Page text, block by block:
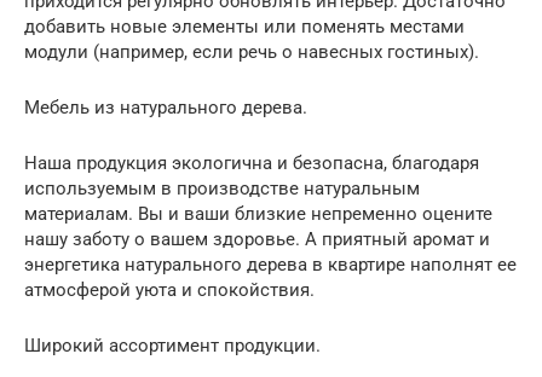
добавить новые элементы или поменять местами
модули (например, если речь о навесных гостиных).
Мебель из натурального дерева.
Наша продукция экологична и безопасна, благодаря
используемым в производстве натуральным
материалам. Вы и ваши близкие непременно оцените
нашу заботу о вашем здоровье. А приятный аромат и
энергетика натурального дерева в квартире наполнят ее
атмосферой уюта и спокойствия.
Широкий ассортимент продукции.